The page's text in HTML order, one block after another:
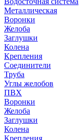
Металлическая
Воронки
Желоба
Заглушки
Колена
Крепления
Соединители
Труба
Углы желобов
ПВХ
Воронки
Желоба
Заглушки
Колена
Крепления